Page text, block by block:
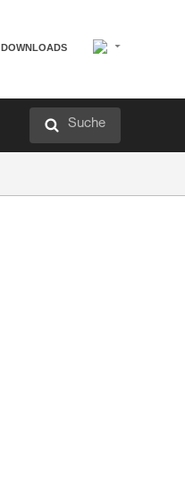
DOWNLOADS
Suche